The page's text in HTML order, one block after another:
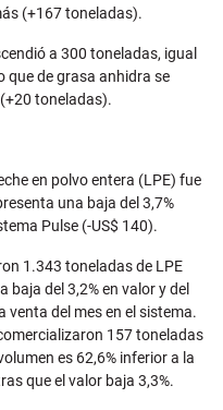
(+167 toneladas).
a 300 toneladas, igual
que de grasa anhidra se
toneladas).
en polvo entera (LPE) fue
una baja del 3,7%
Pulse (-US$ 140).
1.343 toneladas de LPE
baja del 3,2% en valor y del
venta del mes en el sistema.
157 toneladas
es 62,6% inferior a la
que el valor baja 3,3%.